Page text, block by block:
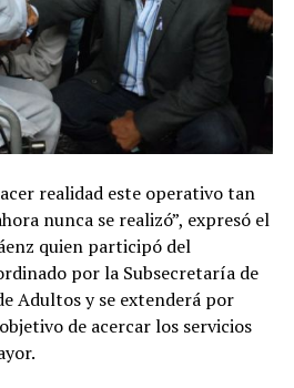
realidad este operativo tan
nunca se realizó”, expresó el
quien participó del
por la Subsecretaría de
Adultos y se extenderá por
de acercar los servicios